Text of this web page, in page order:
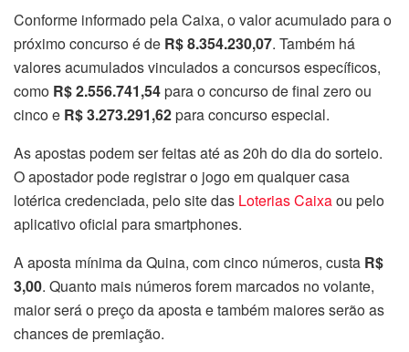
Conforme informado pela Caixa, o valor acumulado para o
próximo concurso é de R$ 8.354.230,07. Também há
valores acumulados vinculados a concursos específicos,
como R$ 2.556.741,54para o concurso de final zero ou
cinco e R$ 3.273.291,62para concurso especial.
As apostas podem ser feitas até as 20h do dia do sorteio.
O apostador pode registrar o jogo em qualquer casa
lotérica credenciada, pelo site das Loterias Caixaou pelo
aplicativo oficial para smartphones.
A aposta mínima da Quina, com cinco números, custa R$
3,00. Quanto mais números forem marcados no volante,
maior será o preço da aposta e também maiores serão as
chances de premiação.